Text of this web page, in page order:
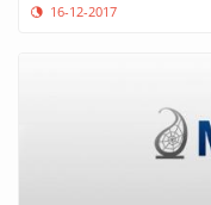
16-12-2017